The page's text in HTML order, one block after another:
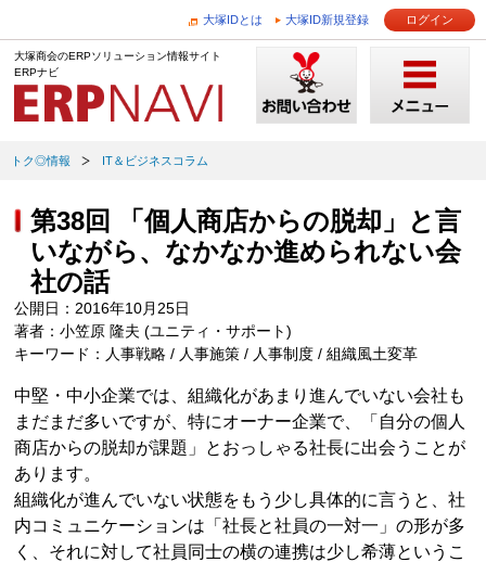
大塚IDとは 大塚ID新規登録 ログイン
大塚商会のERPソリューション情報サイト
ERPナビ
トク◎情報 IT＆ビジネスコラム
第38回 「個人商店からの脱却」と言
いながら、なかなか進められない会
社の話
公開日：2016年10月25日
著者：小笠原 隆夫 (ユニティ・サポート)
キーワード：人事戦略 / 人事施策 / 人事制度 / 組織風土変革
中堅・中小企業では、組織化があまり進んでいない会社も
まだまだ多いですが、特にオーナー企業で、「自分の個人
商店からの脱却が課題」とおっしゃる社長に出会うことが
あります。
組織化が進んでいない状態をもう少し具体的に言うと、社
内コミュニケーションは「社長と社員の一対一」の形が多
く、それに対して社員同士の横の連携は少し希薄というこ